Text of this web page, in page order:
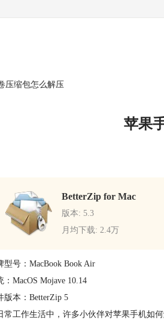
压缩包怎么解压
苹果
BetterZip for Mac
版本: 5.3
月均下载: 2.4万
型号：MacBook Book Air
：MacOS Mojave 10.14
版本：BetterZip 5
常工作生活中，许多小伙伴对苹果手机如